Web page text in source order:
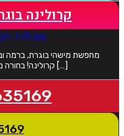
קרולינה
מחפשת מישהי בוגרת, ברמה
קרולינה! בחורה מפנקת, סקסית שאוהבת במיוחד לבלות עם […]